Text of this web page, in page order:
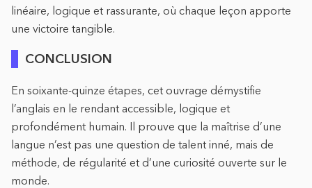
linéaire, logique et rassurante, où chaque leçon apporte
une victoire tangible.
CONCLUSION
En soixante-quinze étapes, cet ouvrage démystifie
l’anglais en le rendant accessible, logique et
profondément humain. Il prouve que la maîtrise d’une
langue n’est pas une question de talent inné, mais de
méthode, de régularité et d’une curiosité ouverte sur le
monde.